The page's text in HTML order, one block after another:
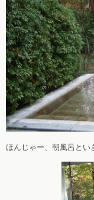
ほんじゃー、朝風呂とい